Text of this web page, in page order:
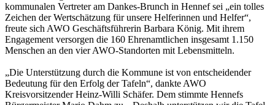
kommunalen Vertreter am Dankes-Brunch in Hennef sei „ein tolles
Zeichen der Wertschätzung für unsere Helferinnen und Helfer“,
freute sich AWO Geschäftsführerin Barbara König. Mit ihrem
Engagement versorgen die 160 Ehrenamtlichen insgesamt 1.150
Menschen an den vier AWO-Standorten mit Lebensmitteln.
„Die Unterstützung durch die Kommune ist von entscheidender
Bedeutung für den Erfolg der Tafeln“, dankte AWO
Kreisvorsitzender Heinz-Willi Schäfer. Dem stimmte Hennefs